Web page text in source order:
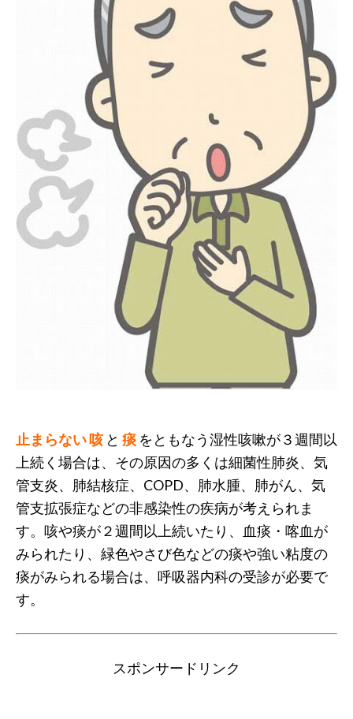
止まらない咳 と 痰 をともなう湿性咳嗽が３週間以
上続く場合は、その原因の多くは細菌性肺炎、気
管支炎、肺結核症、COPD、肺水腫、肺がん、気
管支拡張症などの非感染性の疾病が考えられま
す。咳や痰が２週間以上続いたり、血痰・喀血が
みられたり、緑色やさび色などの痰や強い粘度の
痰がみられる場合は、呼吸器内科の受診が必要で
す。
スポンサードリンク